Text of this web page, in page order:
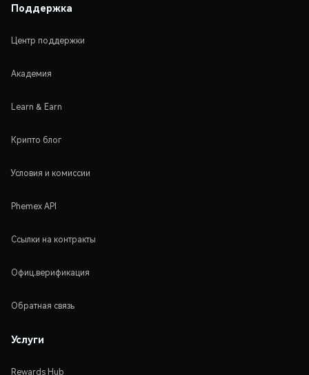
Поддержка
Центр поддержки
Академия
Learn & Earn
Крипто блог
Условия и комиссии
Phemex API
Ссылки на контракты
Офиц.верификация
Обратная связь
Услуги
Rewards Hub